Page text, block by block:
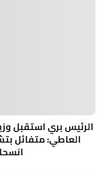
الرئيس بري استقبل
العاطي: متفائل